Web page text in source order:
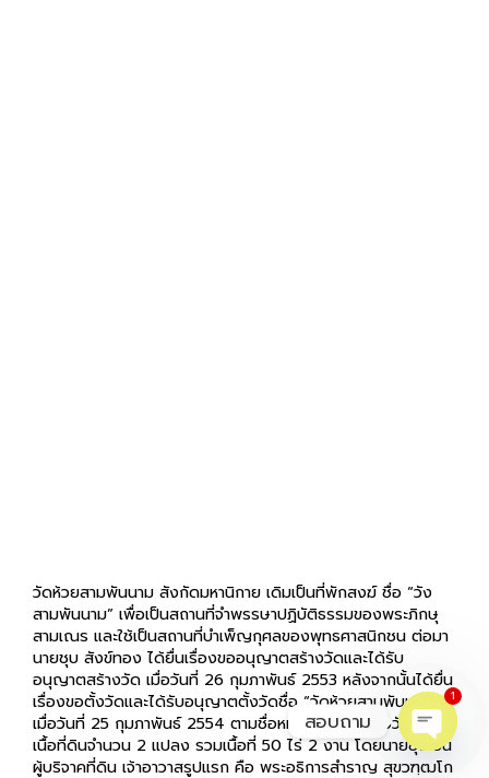
สามพันนาม” เพื่อเป็นสถานที่จำพรรษาปฏิบัติธรรมของพระภิกษุ
สามเณร และใช้เป็นสถานที่บำเพ็ญกุศลของพุทธศาสนิกชน ต่อมา
นายชุบ สังข์ทอง ได้ยื่นเรื่องขออนุญาตสร้างวัดและได้รับ
อนุญาตสร้างวัด เมื่อวันที่ 26 กุมภาพันธ์ 2553 หลังจากนั้นได้ยื่น
เรื่องขอตั้งวัดและได้รับอนุญาตตั้งวัดชื่อ “วัดห้วยสามพันนาม”
เมื่อวันที่ 25 กุมภาพันธ์ 2554 ตามชื่อหมู่บ้าน ที่เป็นที่ตั้งวัด มี
เนื้อที่ดินจำนวน 2 แปลง รวมเนื้อที่ 50 ไร่ 2 งาน โดยนายชุบเป็น
ผู้บริจาคที่ดิน เจ้าอาวาสรูปแรก คือ พระอธิการสำราญ สุขวฑฺฒโก
ดำรงตำแหน่งเมื่อวันที่ 16 มิถุนายน 2554 และมรณภาพเมื่อวันที่
สอบถาม
O
1